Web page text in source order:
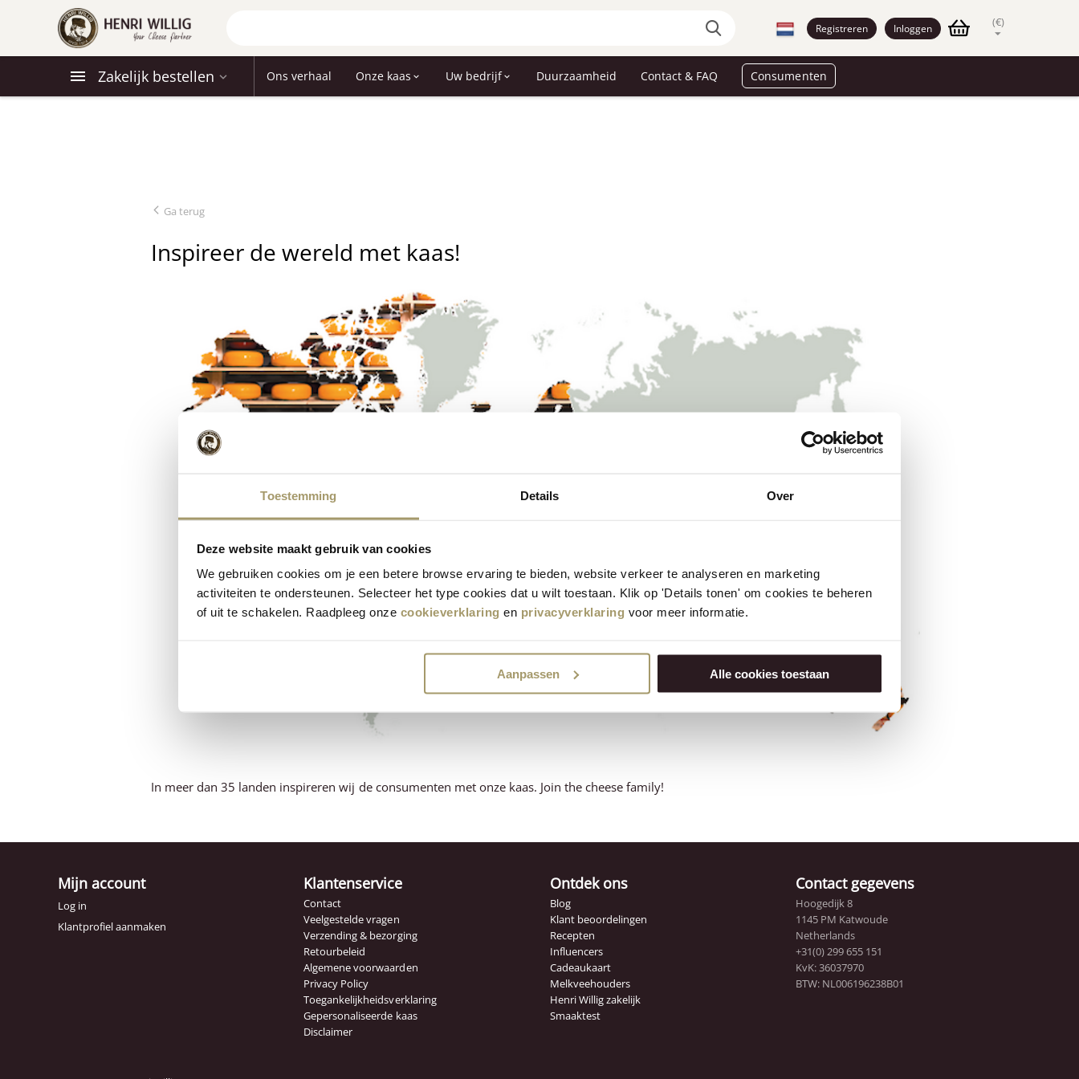
Toestemming Details Over
Deze website maakt gebruik van cookies
We gebruiken cookies om je een betere browse ervaring te bieden, website verkeer te analyseren en marketing
activiteiten te ondersteunen. Selecteer het type cookies dat u wilt toestaan. Klik op 'Details tonen' om cookies te beheren
of uit te schakelen. Raadpleeg onze cookieverklaring en privacyverklaring voor meer informatie.
Aanpassen Alle cookies toestaan
Registreren Inloggen (€)
Zakelijk bestellen Ons verhaal Onze kaas Uw bedrijf Duurzaamheid Contact & FAQ Consumenten
Ga terug
Inspireer de wereld met kaas!
In meer dan 35 landen inspireren wij de consumenten met onze kaas. Join the cheese family!
Mijn account
Log in
Klantprofiel aanmaken
Klantenservice
Contact
Veelgestelde vragen
Verzending & bezorging
Retourbeleid
Algemene voorwaarden
Privacy Policy
Toegankelijkheidsverklaring
Gepersonaliseerde kaas
Disclaimer
Ontdek ons
Blog
Klant beoordelingen
Recepten
Influencers
Cadeaukaart
Melkveehouders
Henri Willig zakelijk
Smaaktest
Contact gegevens
Hoogedijk 8
1145 PM Katwoude
Netherlands
+31(0) 299 655 151
KvK: 36037970
BTW: NL006196238B01